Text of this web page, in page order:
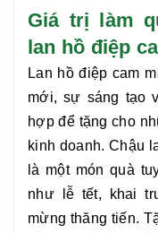
Giá trị làm
lan hồ điệp
Lan hồ điệp cam
mới, sự sáng tạo
hợp để tặng cho
kinh doanh. Chậu
là một món quà
như lễ tết, khai
mừng thăng tiến.